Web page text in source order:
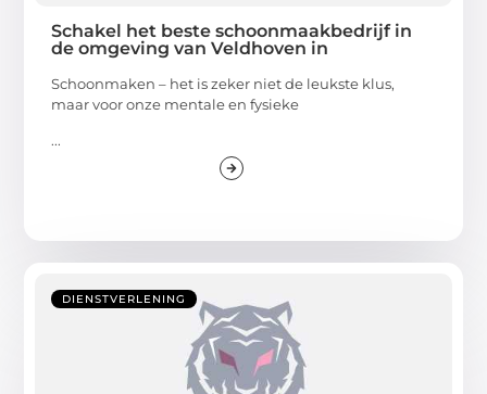
Schakel het beste schoonmaakbedrijf in
de omgeving van Veldhoven in
Schoonmaken – het is zeker niet de leukste klus,
maar voor onze mentale en fysieke
...
DIENSTVERLENING